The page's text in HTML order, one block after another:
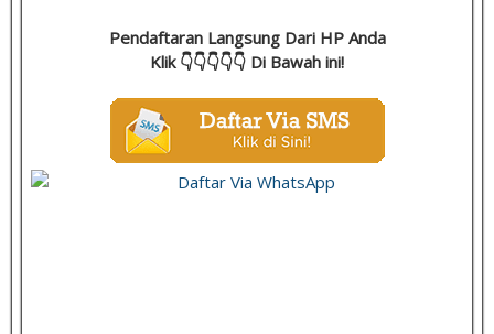
Pendaftaran Langsung Dari HP Anda
Klik 👇👇👇👇👇 Di Bawah ini!